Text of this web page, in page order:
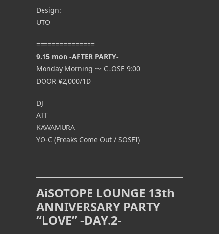
Design:
UTO
===============
9.15 mon -AFTER PARTY-
Monday Morning 〜 CLOSE 9:00
DOOR ¥2,000/1D
DJ:
ATT
KAWAMURA
YO-C (Freaks Come Out / SOSEI)
AiSOTOPE LOUNGE 13th
ANNIVERSARY PARTY
“LOVE” -DAY.2-